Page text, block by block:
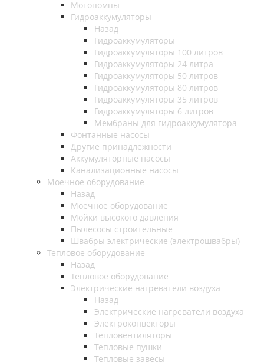
Мотопомпы
Гидроаккумуляторы
Назад
Гидроаккумуляторы
Гидроаккумуляторы 100 литров
Гидроаккумуляторы 24 литра
Гидроаккумуляторы 50 литров
Гидроаккумуляторы 80 литров
Гидроаккумуляторы 35 литров
Гидроаккумуляторы 6 литров
Мембраны для гидроаккумулятора
Фонтанные насосы
Другие принадлежности
Аккумуляторные насосы
Канализационные насосы
Моечное оборудование
Назад
Моечное оборудование
Мойки высокого давления
Пылесосы строительные
Швабры электрические (электрошвабры)
Тепловое оборудование
Назад
Тепловое оборудование
Электрические нагреватели воздуха
Назад
Электрические нагреватели воздуха
Электроконвекторы
Тепловентиляторы
Тепловые пушки
Тепловые завесы